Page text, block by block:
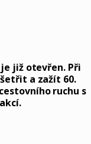
již otevřen. Při
a zažít 60.
ruchu s